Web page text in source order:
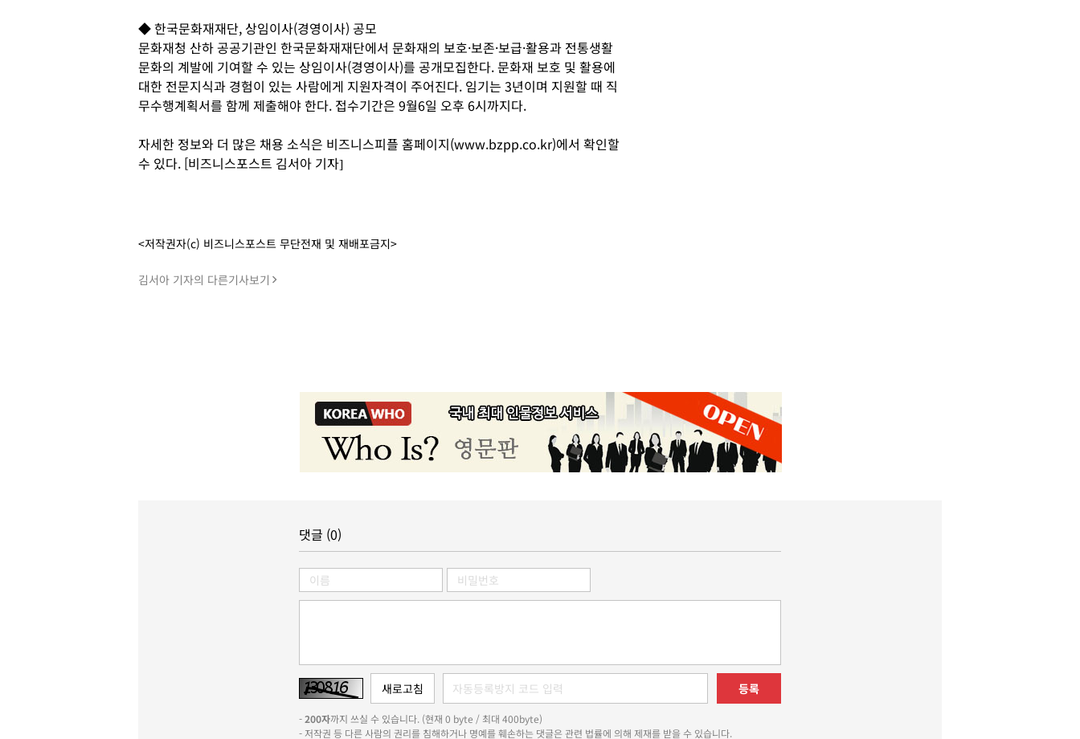
◆ 한국문화재재단, 상임이사(경영이사) 공모
문화재청 산하 공공기관인 한국문화재재단에서 문화재의 보호·보존·보급·활용과 전통생활
문화의 계발에 기여할 수 있는 상임이사(경영이사)를 공개모집한다. 문화재 보호 및 활용에
대한 전문지식과 경험이 있는 사람에게 지원자격이 주어진다. 임기는 3년이며 지원할 때 직
무수행계획서를 함께 제출해야 한다. 접수기간은 9월6일 오후 6시까지다.
자세한 정보와 더 많은 채용 소식은 비즈니스피플 홈페이지(www.bzpp.co.kr)에서 확인할
수 있다. [비즈니스포스트 김서아 기자]
<저작권자(c) 비즈니스포스트 무단전재 및 재배포금지>
김서아 기자의 다른기사보기
댓글 (0)
등록
-200자까지 쓰실 수 있습니다. (현재 0 byte / 최대 400byte)
- 저작권 등 다른 사람의 권리를 침해하거나 명예를 훼손하는 댓글은 관련 법률에 의해 제재를 받을 수 있습니다.